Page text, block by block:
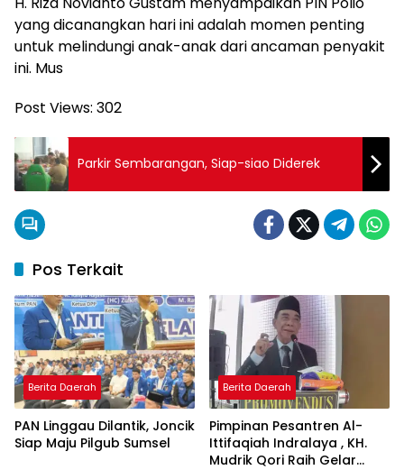
yang dicanangkan hari ini adalah momen penting
untuk melindungi anak-anak dari ancaman penyakit
ini. Mus
Post Views: 302
Parkir Sembarangan, Siap-siao Diderek
Pos Terkait
Berita Daerah
PAN Linggau Dilantik, Joncik
Siap Maju Pilgub Sumsel
Berita Daerah
Pimpinan Pesantren Al-
Ittifaqiah Indralaya , KH.
Mudrik Qori Raih Gelar